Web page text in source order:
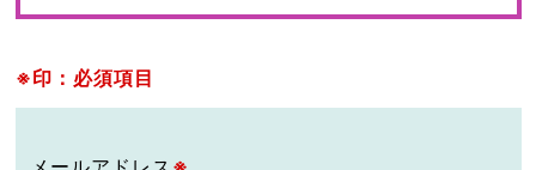
※印：必須項目